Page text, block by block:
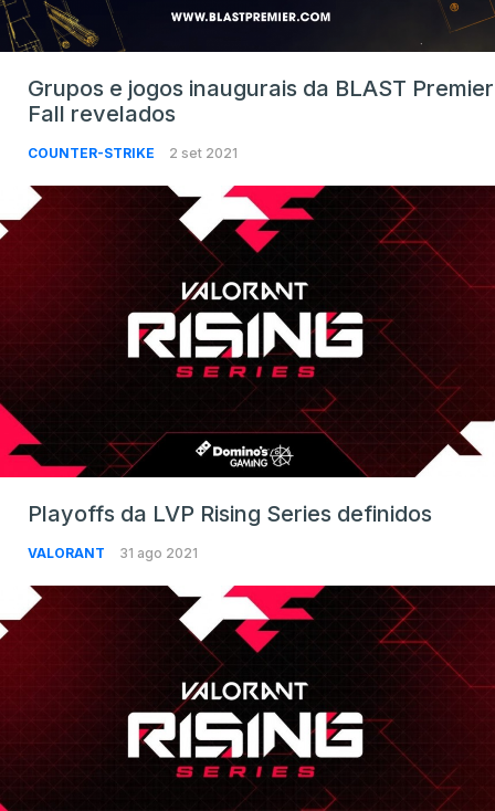
Grupos e jogos inaugurais da BLAST Premier
Fall revelados
COUNTER-STRIKE 2 set 2021
Playoffs da LVP Rising Series definidos
VALORANT 31 ago 2021